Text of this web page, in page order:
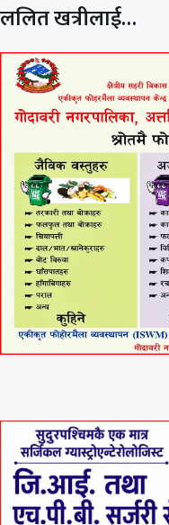
ललित खत्रीलाई…